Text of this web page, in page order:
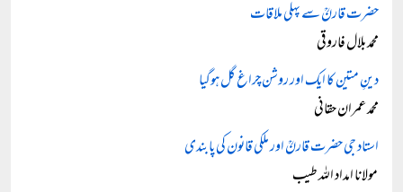
حضرت قارنؒ سے پہلی ملاقات
محمد بلال فاروقی
دینِ متین کا ایک اور روشن چراغ گل ہوگیا
محمد عمران حقانی
استاد جی حضرت قارنؒ اور ملکی قانون کی پابندی
مولانا امداد اللہ طیب